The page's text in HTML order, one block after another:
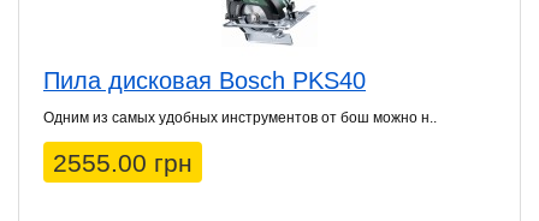
Пила дисковая Bosch PKS40
Одним из самых удобных инструментов от бош можно н..
2555.00 грн